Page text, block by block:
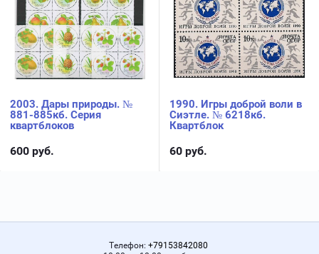
2003. Дары природы. №
881-885кб. Серия
квартблоков
600 руб.
1990. Игры доброй воли в
Сиэтле. № 6218кб.
Квартблок
60 руб.
Телефон: +79153842080